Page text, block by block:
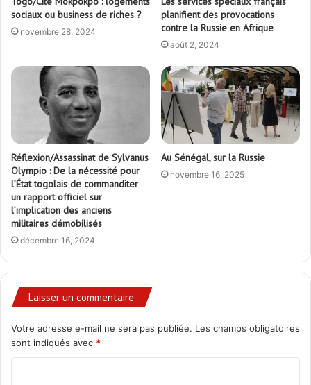
sociaux ou business de riches ?
novembre 28, 2024
planifient des provocations
contre la Russie en Afrique
août 2, 2024
Réflexion/Assassinat de Sylvanus
Olympio : De la nécessité pour
l’État togolais de commanditer
un rapport officiel sur
l’implication des anciens
militaires démobilisés
décembre 16, 2024
Au Sénégal, sur la Russie
novembre 16, 2025
Laisser un commentaire
Votre adresse e-mail ne sera pas publiée. Les champs obligatoires
sont indiqués avec *